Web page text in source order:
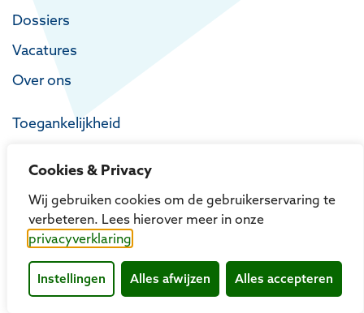
Cookies & Privacy
Wij gebruiken cookies om de gebruikerservaring te
verbeteren. Lees hierover meer in onze
privacyverklaring
Instellingen Alles afwijzen Alles accepteren
Dossiers
Vacatures
Over ons
Toegankelijkheid